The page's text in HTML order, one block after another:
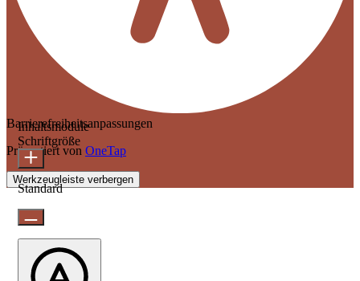
Barrierefreiheitsanpassungen
Präsentiert von OneTap
Werkzeugleiste verbergen
Inhaltsmodule
Schriftgröße
Standard